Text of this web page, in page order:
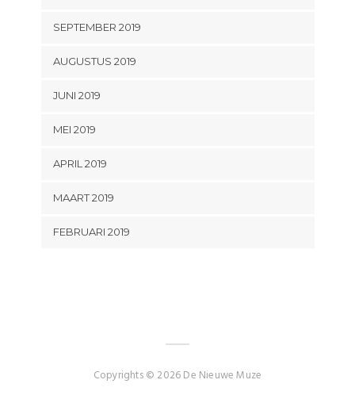
SEPTEMBER 2019
AUGUSTUS 2019
JUNI 2019
MEI 2019
APRIL 2019
MAART 2019
FEBRUARI 2019
Copyrights © 2026 De Nieuwe Muze